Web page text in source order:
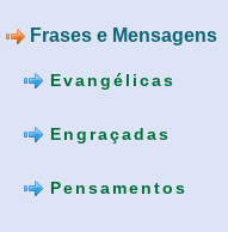
Frases e Mensagens
Evangélicas
Engraçadas
Pensamentos